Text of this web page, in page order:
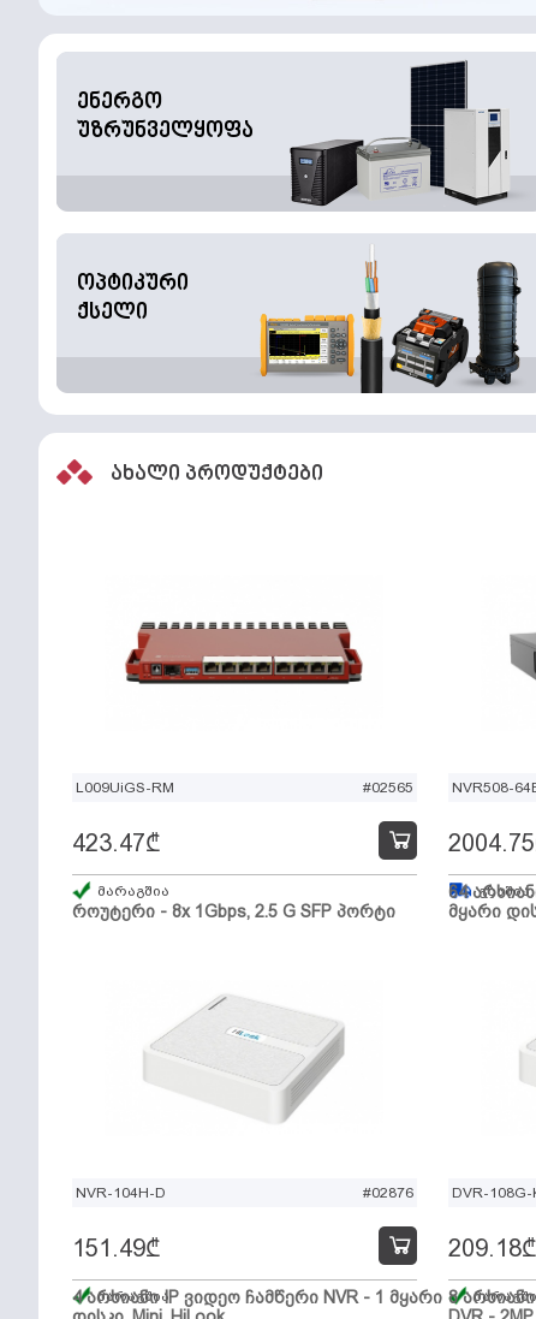
ენერგო
უზრუნველყოფა
ოპტიკური
ქსელი
ახალი პროდუქტები
L009UiGS-RM #02565
როუტერი - 8x 1Gbps, 2.5 G SFP პორტი
423.47₾
მარაგშია
NVR508-
64
მყარი
2004.75
NVR-104H-D #02876
4 არხიანი IP ვიდეო ჩამწერი NVR - 1 მყარი
151.49₾
მარაგშია
DVR-108G-
8
209.18₾